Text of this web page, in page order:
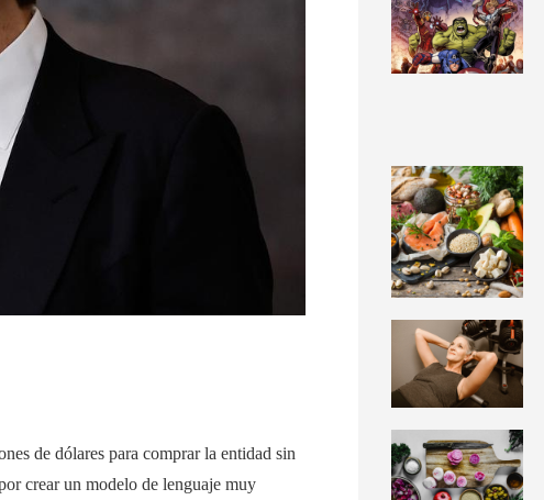
de dólares para comprar la entidad sin
crear un modelo de lenguaje muy